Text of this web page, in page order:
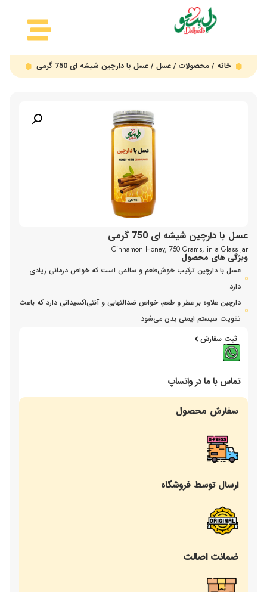
خانه /محصولات /عسل / عسل با دارچین شیشه ای 750 گرمی
عسل با دارچین شیشه ای 750 گرمی
Cinnamon Honey, 750 Grams, in a Glass Jar
ویژگی های محصول
عسل با دارچین ترکیب خوش‌طعم و سالمی است که خواص درمانی زیادی
دارد
دارچین علاوه بر عطر و طعم، خواص ضدالتهابی و آنتی‌اکسیدانی دارد که باعث
تقویت سیستم ایمنی بدن می‌شود
ثبت سفارش
تماس با ما در واتساپ
سفارش محصول
ارسال توسط فروشگاه
ضمانت اصالت